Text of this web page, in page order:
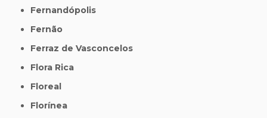
Fernandópolis
Fernão
Ferraz de Vasconcelos
Flora Rica
Floreal
Florínea